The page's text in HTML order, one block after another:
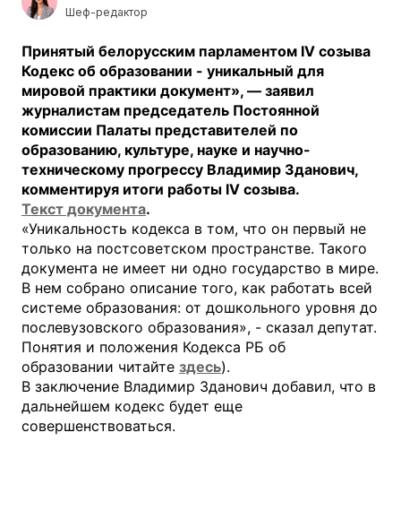
Шеф-редактор
Принятый белорусским парламентом IV созыва
Кодекс об образовании - уникальный для
мировой практики документ», — заявил
журналистам председатель Постоянной
комиссии Палаты представителей по
образованию, культуре, науке и научно-
техническому прогрессу Владимир Зданович,
комментируя итоги работы IV созыва.
Текст документа.
«Уникальность кодекса в том, что он первый не
только на постсоветском пространстве. Такого
документа не имеет ни одно государство в мире.
В нем собрано описание того, как работать всей
системе образования: от дошкольного уровня до
послевузовского образования», - сказал депутат.
Понятия и положения Кодекса РБ об
образовании читайте здесь).
В заключение Владимир Зданович добавил, что в
дальнейшем кодекс будет еще
совершенствоваться.